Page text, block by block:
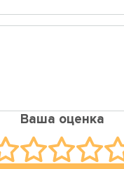
Ваша оценка